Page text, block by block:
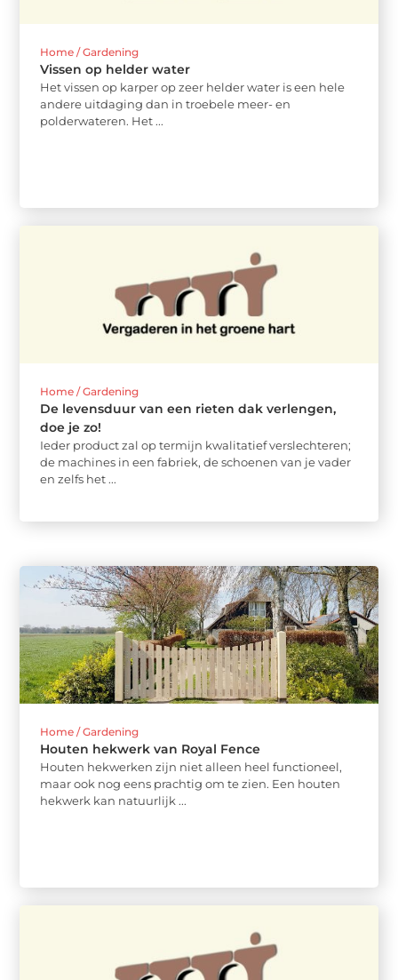
Home / Gardening
Vissen op helder water
Het vissen op karper op zeer helder water is een hele
andere uitdaging dan in troebele meer- en
polderwateren. Het ...
Home / Gardening
De levensduur van een rieten dak verlengen,
doe je zo!
Ieder product zal op termijn kwalitatief verslechteren;
de machines in een fabriek, de schoenen van je vader
en zelfs het ...
Home / Gardening
Houten hekwerk van Royal Fence
Houten hekwerken zijn niet alleen heel functioneel,
maar ook nog eens prachtig om te zien. Een houten
hekwerk kan natuurlijk ...